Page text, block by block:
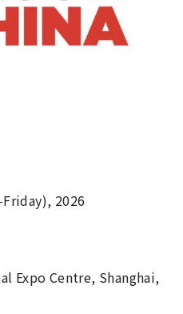
2026
Expo Centre, Shanghai,